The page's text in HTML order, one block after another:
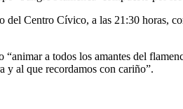
del Centro Cívico, a las 21:30
a todos los amantes del
y al que recordamos con cariño”.